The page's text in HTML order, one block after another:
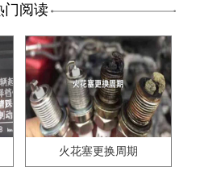
门阅读
火花塞更换周期